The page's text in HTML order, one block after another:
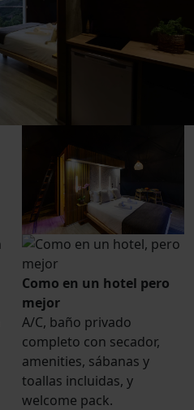
Como en un hotel pero
mejor
A/C, baño privado
completo con secador,
amenities, sábanas y
toallas incluidas, y
welcome pack.